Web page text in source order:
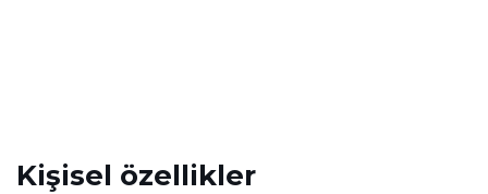
Kişisel özellikler